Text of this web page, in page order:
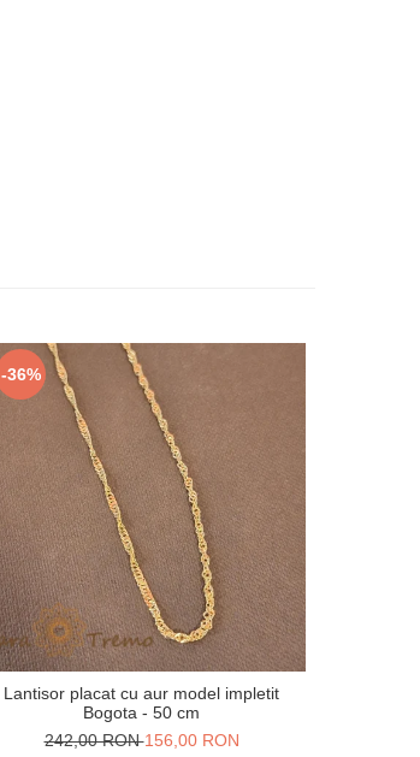
-36%
Lantisor placat cu aur model impletit
Bogota - 50 cm
242,00 RON156,00 RON